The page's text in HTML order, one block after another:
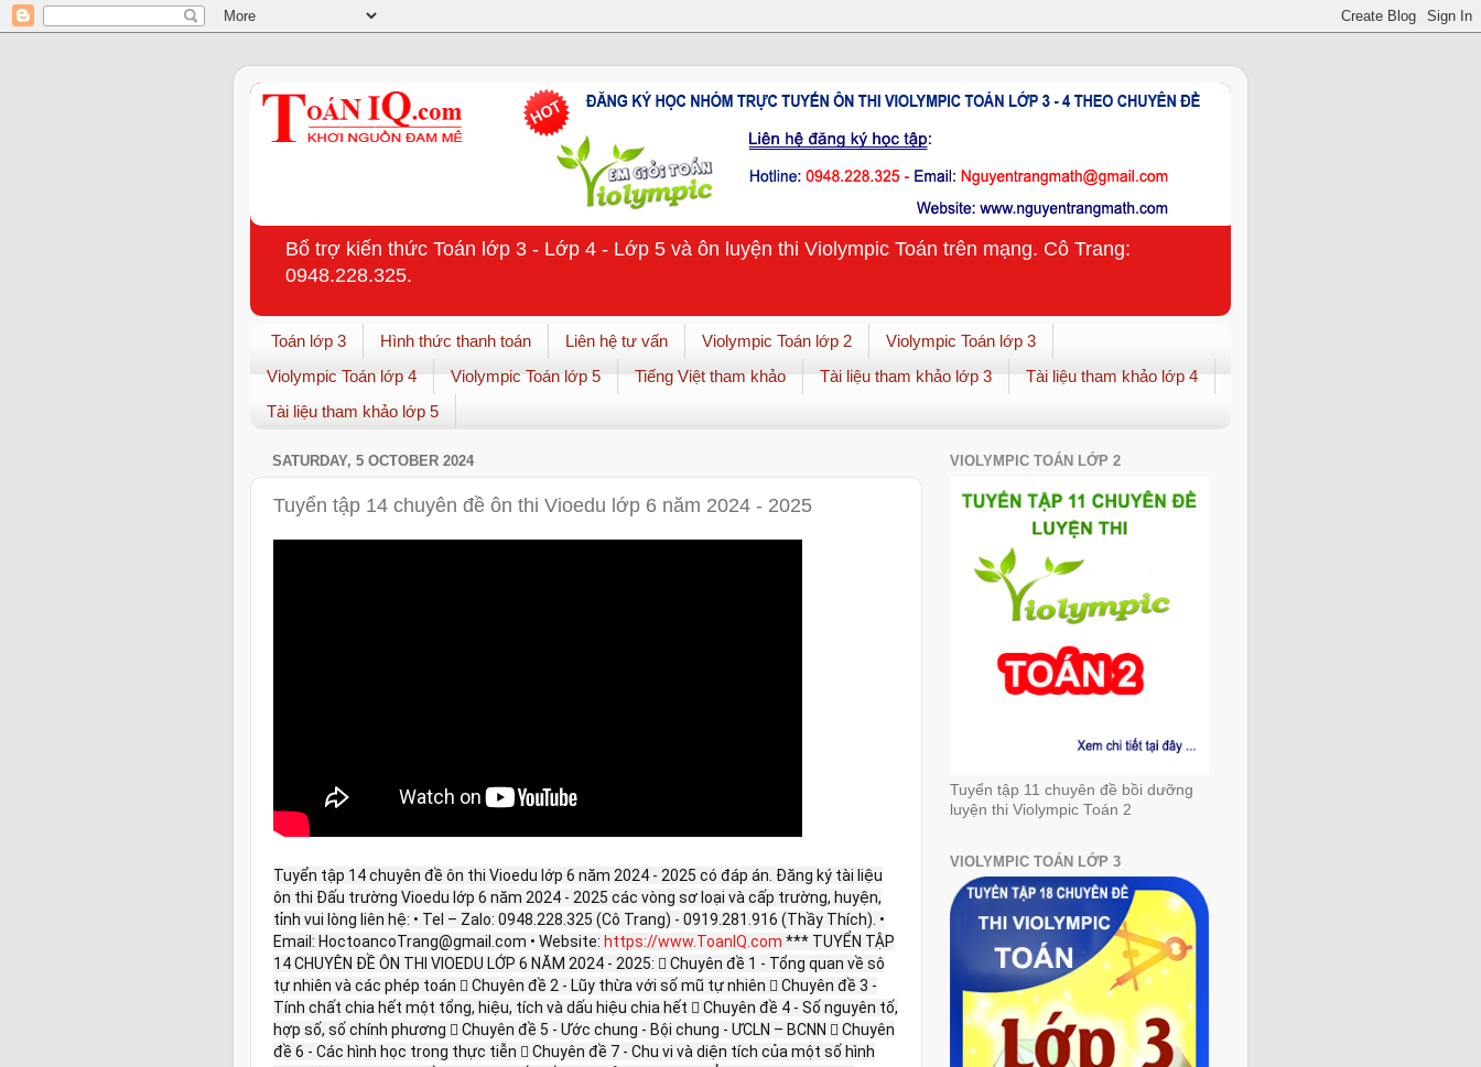
Bổ trợ kiến thức Toán lớp 3 - Lớp 4 - Lớp 5 và ôn luyện thi Violympic Toán trên mạng. Cô Trang:
0948.228.325.
Toán lớp 3 Hình thức thanh toán Liên hệ tư vấn Violympic Toán lớp 2
Violympic Toán lớp 3
Violympic Toán lớp 4
Violympic Toán lớp 5 Tiếng Việt tham khảo Tài liệu tham khảo lớp 3
Tài liệu tham khảo lớp 4
Tài liệu tham khảo lớp 5
SATURDAY, 5 OCTOBER 2024
Tuyển tập 14 chuyên đề ôn thi Vioedu lớp 6 năm 2024 - 2025
Tuyển tập 14 chuyên đề ôn thi Vioedu lớp 6 năm 2024 - 2025 có đáp án. Đăng ký tài liệu
ôn thi Đấu trường Vioedu lớp 6 năm 2024 - 2025 các vòng sơ loại và cấp trường, huyện,
tỉnh vui lòng liên hệ: • Tel – Zalo: 0948.228.325 (Cô Trang) - 0919.281.916 (Thầy Thích). •
Email: HoctoancoTrang@gmail.com • Website: https://www.ToanIQ.com *** TUYỂN TẬP
14 CHUYÊN ĐỀ ÔN THI VIOEDU LỚP 6 NĂM 2024 - 2025:  Chuyên đề 1 - Tổng quan về sô
tự nhiên và các phép toán  Chuyên đề 2 - Lũy thừa với số mũ tự nhiên  Chuyên đề 3 -
Tính chất chia hết một tổng, hiệu, tích và dấu hiệu chia hết  Chuyên đề 4 - Số nguyên tố,
hợp số, số chính phương  Chuyên đề 5 - Ước chung - Bội chung - ƯCLN – BCNN  Chuyên
đề 6 - Các hình học trong thực tiễn  Chuyên đề 7 - Chu vi và diện tích của một số hình
VIOLYMPIC TOÁN LỚP 2
Tuyển tập 11 chuyên đề bồi dưỡng
luyện thi Violympic Toán 2
VIOLYMPIC TOÁN LỚP 3